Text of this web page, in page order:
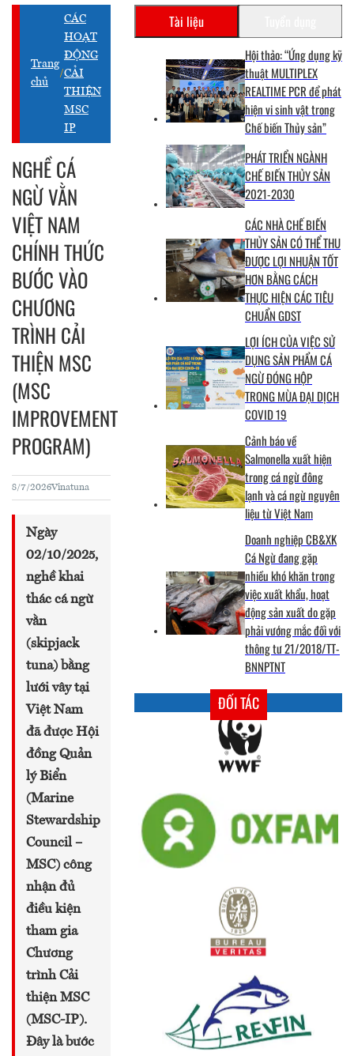
Trang
chủ
/
CÁC
HOẠT
ĐỘNG
CẢI
THIỆN
MSC
IP
NGHỀ CÁ
NGỪ VẰN
VIỆT NAM
CHÍNH THỨC
BƯỚC VÀO
CHƯƠNG
TRÌNH CẢI
THIỆN MSC
(MSC
IMPROVEMENT
PROGRAM)
8/7/2026Vinatuna
Ngày
02/10/2025,
nghề khai
thác cá ngừ
vằn
(skipjack
tuna) bằng
lưới vây tại
Việt Nam
đã được Hội
đồng Quản
lý Biển
(Marine
Stewardship
Council –
MSC) công
nhận đủ
điều kiện
tham gia
Chương
trình Cải
thiện MSC
(MSC-IP).
Đây là bước
Tài liệu
Hội thảo: “Ứng dụng kỹ
thuật MULTIPLEX
REALTIME PCR để phát
hiện vi sinh vật trong
Chế biến Thủy sản”
PHÁT TRIỂN NGÀNH
CHẾ BIẾN THỦY SẢN
2021-2030
CÁC NHÀ CHẾ BIẾN
THỦY SẢN CÓ THỂ THU
ĐƯỢC LỢI NHUẬN TỐT
HƠN BẰNG CÁCH
THỰC HIỆN CÁC TIÊU
CHUẨN GDST
LỢI ÍCH CỦA VIỆC SỬ
DỤNG SẢN PHẨM CÁ
NGỪ ĐÓNG HỘP
TRONG MÙA ĐẠI DỊCH
COVID 19
Cảnh báo về
Salmonella xuất hiện
trong cá ngừ đông
lạnh và cá ngừ nguyên
liệu từ Việt Nam
Doanh nghiệp CB&XK
Cá Ngừ đang gặp
nhiều khó khăn trong
việc xuất khẩu, hoạt
động sản xuất do gặp
phải vướng mắc đối với
thông tư 21/2018/TT-
BNNPTNT
ĐỐI TÁC